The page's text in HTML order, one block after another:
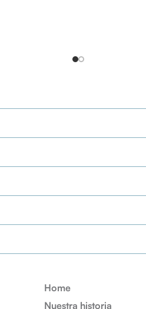
Home
Nuestra historia